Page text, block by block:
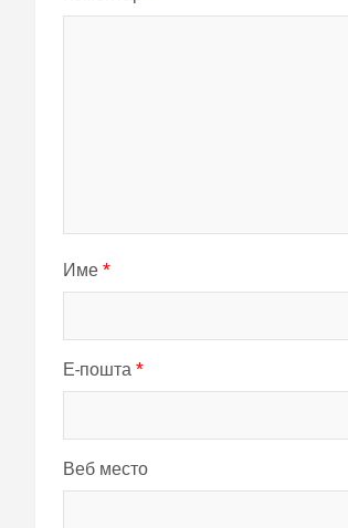
Име *
Е-пошта *
Веб место